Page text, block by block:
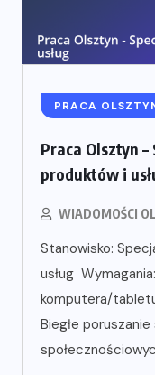
PRACA
Praca Olsztyn
produktów i
WIADOMOŚCI
Stanowisko:
usług
komputera/
Biegłe